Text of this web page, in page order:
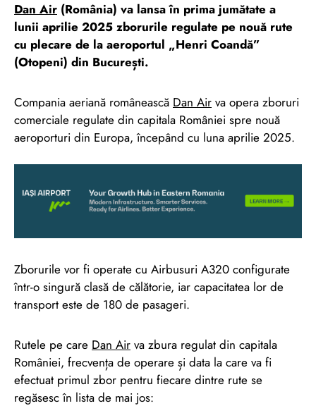
Dan Air (România) va lansa în prima jumătate a
lunii aprilie 2025 zborurile regulate pe nouă rute
cu plecare de la aeroportul „Henri Coandă”
(Otopeni) din București.
Compania aeriană românească Dan Air va opera zboruri
comerciale regulate din capitala României spre nouă
aeroporturi din Europa, începând cu luna aprilie 2025.
Zborurile vor fi operate cu Airbusuri A320 configurate
într-o singură clasă de călătorie, iar capacitatea lor de
transport este de 180 de pasageri.
Rutele pe care Dan Air va zbura regulat din capitala
României, frecvența de operare și data la care va fi
efectuat primul zbor pentru fiecare dintre rute se
regăsesc în lista de mai jos: